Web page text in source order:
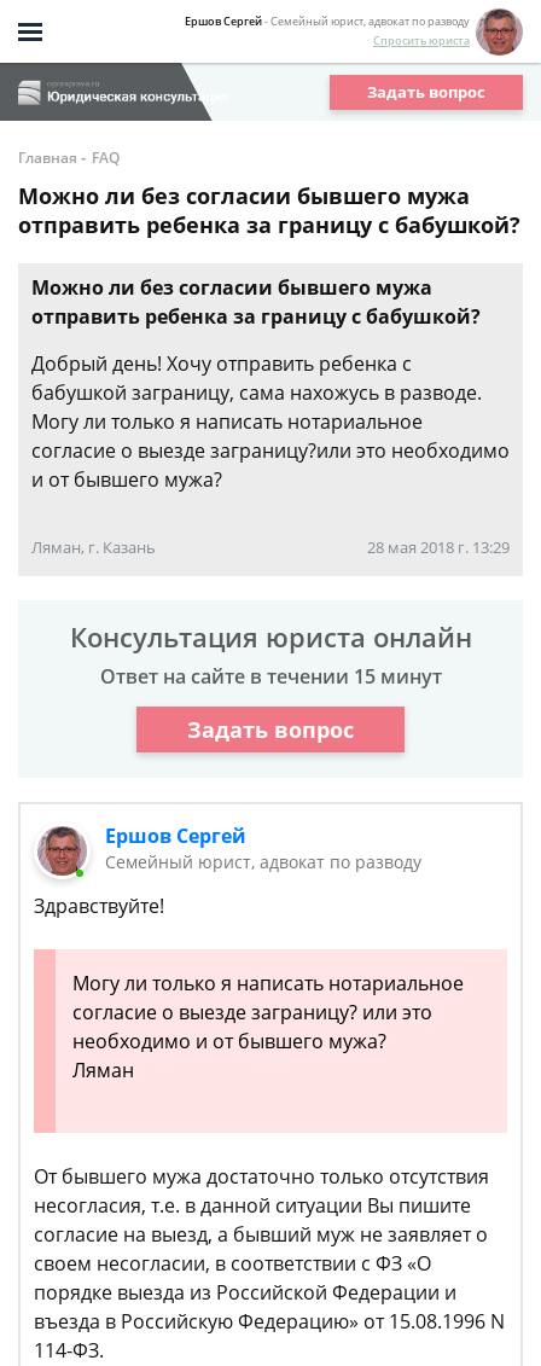
Ершов Сергей- Семейный юрист, адвокат по разводу
Спросить юриста
Задать вопрос
Главная - FAQ
Можно ли без согласии бывшего мужа
отправить ребенка за границу с бабушкой?
Можно ли без согласии бывшего мужа
отправить ребенка за границу с бабушкой?
Добрый день! Хочу отправить ребенка с
бабушкой заграницу, сама нахожусь в разводе.
Могу ли только я написать нотариальное
согласие о выезде заграницу?или это необходимо
и от бывшего мужа?
Ляман, г. Казань 28 мая 2018 г. 13:29
Консультация юриста онлайн
Ответ на сайте в течении 15 минут
Задать вопрос
Ершов Сергей
Семейный юрист, адвокат по разводу
Здравствуйте!
Могу ли только я написать нотариальное
согласие о выезде заграницу? или это
необходимо и от бывшего мужа?
Ляман
От бывшего мужа достаточно только отсутствия
несогласия, т.е. в данной ситуации Вы пишите
согласие на выезд, а бывший муж не заявляет о
своем несогласии, в соответствии с ФЗ «О
порядке выезда из Российской Федерации и
въезда в Российскую Федерацию» от 15.08.1996 N
114-ФЗ.